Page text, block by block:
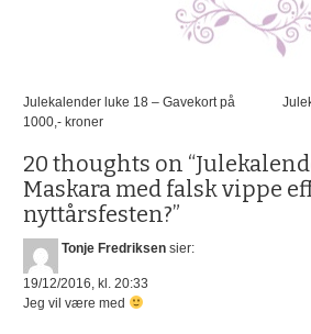
Innleggsnavigasjon
Julekalender luke 18 – Gavekort på
1000,- kroner
20 thoughts on “
Maskara med falsk vippe
nyttårsfesten?”
Tonje Fredriksen sier:
19/12/2016, kl. 20:33
Jeg vil være med